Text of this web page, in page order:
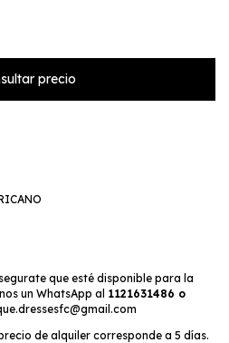
que esté disponible para la
un WhatsApp al 1121631486 o
de alquiler corresponde a 5 días.